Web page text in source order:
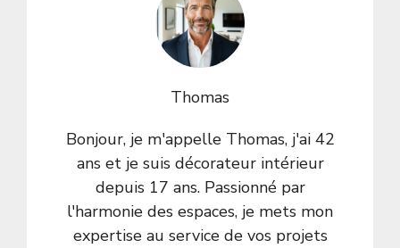
Thomas
Bonjour, je m'appelle Thomas, j'ai 42
ans et je suis décorateur intérieur
depuis 17 ans. Passionné par
l'harmonie des espaces, je mets mon
expertise au service de vos projets